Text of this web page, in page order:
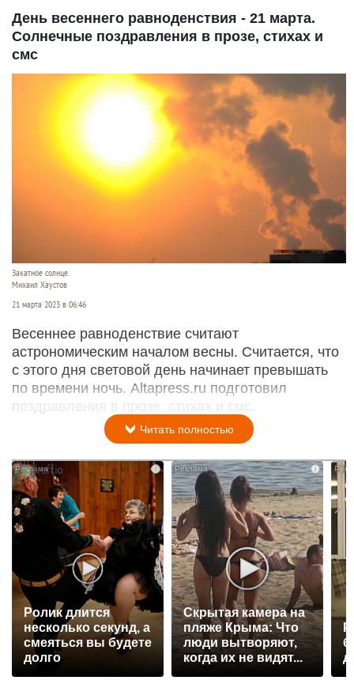
День весеннего равноденствия - 21 марта.
Солнечные поздравления в прозе, стихах и
смс
Закатное солнце.
Михаил Хаустов
21 марта 2023 в 06:46
Весеннее равноденствие считают
астрономическим началом весны. Считается, что
с этого дня световой день начинает превышать
по времени ночь. Altapress.ru подготовил
поздравления в прозе, стихах и смс.
Читать полностью
Ролик длится
несколько секунд, а
смеяться вы будете
долго
i
Скрытая камера на
пляже Крыма: Что
люди вытворяют,
когда их не видят...